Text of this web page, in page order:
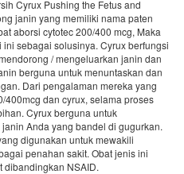
Cyrux Pushing the Fetus and
janin yang memiliki nama paten
aborsi cytotec 200/400 mcg, Maka
sebagai solusinya. Cyrux berfungsi
/ mengeluarkan janin dan
berguna untuk menuntaskan dan
Dari pengalaman mereka yang
dan cyrux, selama proses
Cyrux berguna untuk
Anda yang bandel di gugurkan.
digunakan untuk mewakili
penahan sakit. Obat jenis ini
dibandingkan NSAID.